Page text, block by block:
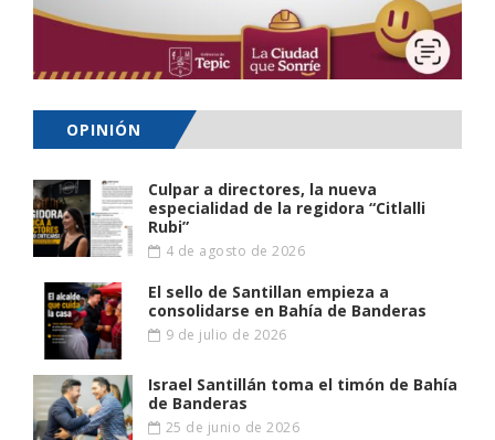
OPINIÓN
Culpar a directores, la nueva
especialidad de la regidora “Citlalli
Rubi”
4 de agosto de 2026
El sello de Santillan empieza a
consolidarse en Bahía de Banderas
9 de julio de 2026
Israel Santillán toma el timón de Bahía
de Banderas
25 de junio de 2026